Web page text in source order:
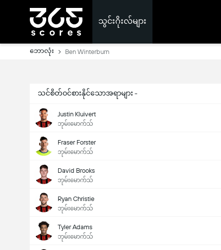
သွင်းဂိုးလ်များ
ဘောလုံး Ben Winterburn
သင်စိတ်ဝင်စားနိုင်သောအရာများ -
Justin Kluivert
ဘုမ်းမောက်သ်
Fraser Forster
ဘုမ်းမောက်သ်
David Brooks
ဘုမ်းမောက်သ်
Ryan Christie
ဘုမ်းမောက်သ်
Tyler Adams
ဘုမ်းမောက်သ်